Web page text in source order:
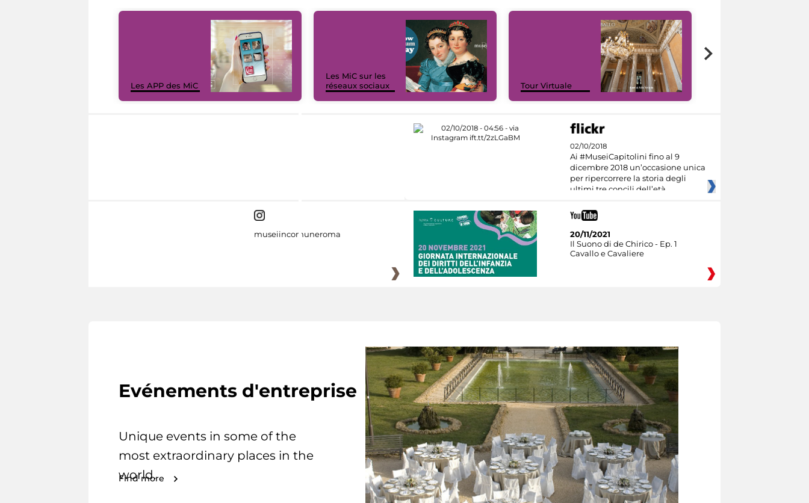
Les APP des MiC
Les MiC sur les
réseaux sociaux
Tour Virtuale
02/10/2018
Ai #MuseiCapitolini fino al 9
dicembre 2018 un’occasione unica
per ripercorrere la storia degli
ultimi tre concili dell’età
museiincomuneroma
20/11/2021
Il Suono di de Chirico - Ep. 1
Cavallo e Cavaliere
Evénements d'entreprise
Unique events in some of the
most extraordinary places in the
world.
Find more